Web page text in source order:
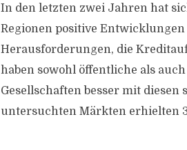
In den letzten zwei Jahren hat
Regionen positive
Herausforderungen, die
haben sowohl öffentliche als
Gesellschaften besser mit
untersuchten Märkten erhielten